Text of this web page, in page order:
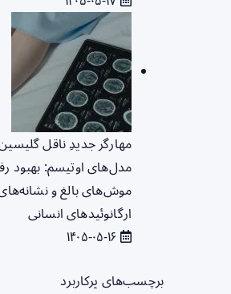
مدل‌های اوتیسم: بهبود
موش‌های بالغ و
ارگانوئیدهای انسانی
برچسب‌های پرکاربرد